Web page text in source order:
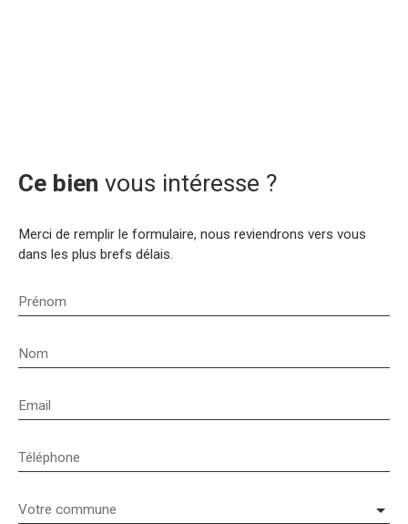
Ce bien vous intéresse ?
Merci de remplir le formulaire, nous reviendrons vers vous
dans les plus brefs délais.
Prénom
Nom
Email
Téléphone
Votre commune